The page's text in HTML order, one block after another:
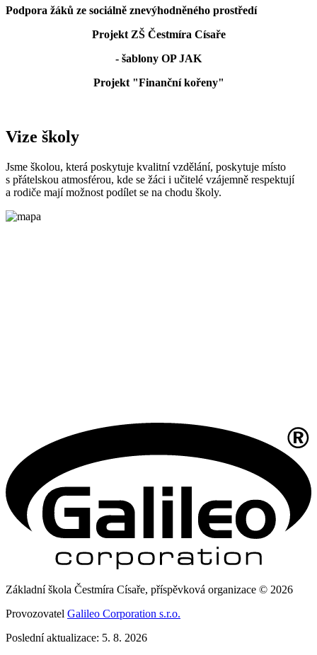
Podpora žáků ze sociálně znevýhodněného prostředí
Projekt ZŠ Čestmíra Císaře
- šablony OP JAK
Projekt "Finanční kořeny"
Vize školy
Jsme školou, která poskytuje kvalitní vzdělání, poskytuje místo
s přátelskou atmosférou, kde se žáci i učitelé vzájemně respektují
a rodiče mají možnost podílet se na chodu školy.
Základní škola Čestmíra Císaře, příspěvková organizace © 2026
Provozovatel Galileo Corporation s.r.o.
Poslední aktualizace: 5. 8. 2026